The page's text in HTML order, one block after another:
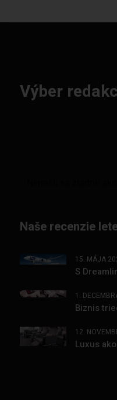
Výber
Naše recenzie
15. MÁJA
S
1.
Biznis
12.
Luxus